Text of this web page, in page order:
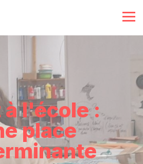
l'école :
place